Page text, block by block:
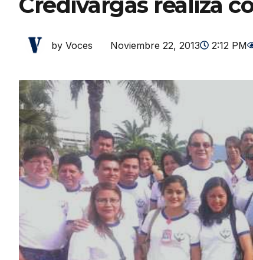
by Voces Noviembre 22, 2013 2:12 PM